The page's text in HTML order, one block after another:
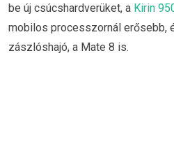
be új csúcshardverüket, a Kirin
mobilos processzornál erősebb,
zászlóshajó, a Mate 8 is.